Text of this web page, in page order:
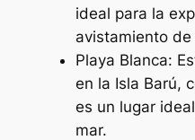
ideal para la
avistamiento
Playa Blanca:
en la Isla Barú,
es un lugar
mar.